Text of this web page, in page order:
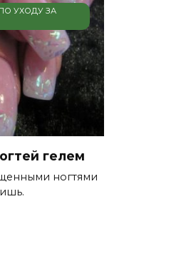
УХОДУ ЗА
гелем
ногтями